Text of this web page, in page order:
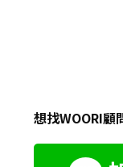
想找WOORI顧